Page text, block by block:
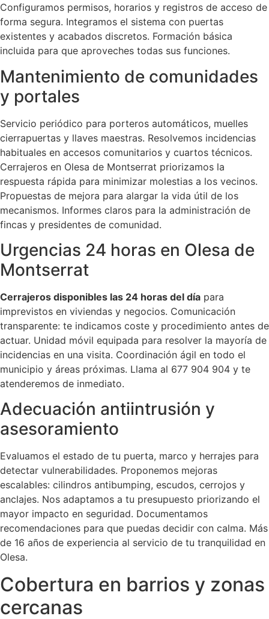
Configuramos permisos, horarios y registros de acceso de
forma segura. Integramos el sistema con puertas
existentes y acabados discretos. Formación básica
incluida para que aproveches todas sus funciones.
Mantenimiento de comunidades
y portales
Servicio periódico para porteros automáticos, muelles
cierrapuertas y llaves maestras. Resolvemos incidencias
habituales en accesos comunitarios y cuartos técnicos.
Cerrajeros en Olesa de Montserrat priorizamos la
respuesta rápida para minimizar molestias a los vecinos.
Propuestas de mejora para alargar la vida útil de los
mecanismos. Informes claros para la administración de
fincas y presidentes de comunidad.
Urgencias 24 horas en Olesa de
Montserrat
Cerrajeros disponibles las 24 horas del día para
imprevistos en viviendas y negocios. Comunicación
transparente: te indicamos coste y procedimiento antes de
actuar. Unidad móvil equipada para resolver la mayoría de
incidencias en una visita. Coordinación ágil en todo el
municipio y áreas próximas. Llama al 677 904 904 y te
atenderemos de inmediato.
Adecuación antiintrusión y
asesoramiento
Evaluamos el estado de tu puerta, marco y herrajes para
detectar vulnerabilidades. Proponemos mejoras
escalables: cilindros antibumping, escudos, cerrojos y
anclajes. Nos adaptamos a tu presupuesto priorizando el
mayor impacto en seguridad. Documentamos
recomendaciones para que puedas decidir con calma. Más
de 16 años de experiencia al servicio de tu tranquilidad en
Olesa.
Cobertura en barrios y zonas
cercanas